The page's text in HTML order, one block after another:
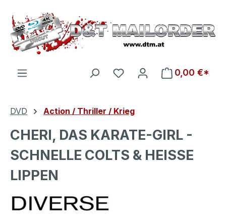
Zum Hauptinhalt springen
Du hast 0 Produkte auf
0,00 €*
DVD Action / Thriller / Krieg
CHERI, DAS KARATE-GIRL -
SCHNELLE COLTS & HEISSE
LIPPEN